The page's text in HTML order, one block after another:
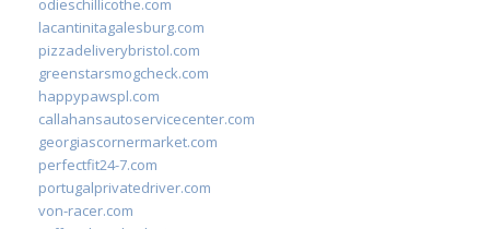
lacantinitagalesburg.com
pizzadeliverybristol.com
greenstarsmogcheck.com
happypawspl.com
callahansautoservicecenter.com
georgiascornermarket.com
perfectfit24-7.com
portugalprivatedriver.com
von-racer.com